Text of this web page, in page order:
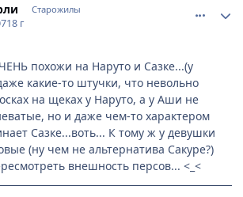
Старожилы
18 г
похожи на Наруто и Сазке...(у
какие-то штучки, что невольно
на щеках у Наруто, а у Аши не
но и даже чем-то характером
Сазке...воть... К тому ж у девушки
(ну чем не альтернатива Сакуре?)
внешность персов... <_<